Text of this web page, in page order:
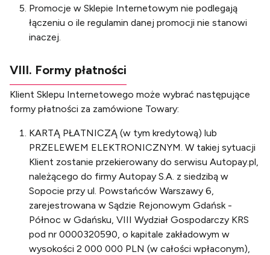
Promocje w Sklepie Internetowym nie podlegają
łączeniu o ile regulamin danej promocji nie stanowi
inaczej.
VIII. Formy płatności
Klient Sklepu Internetowego może wybrać następujące
formy płatności za zamówione Towary:
KARTĄ PŁATNICZĄ (w tym kredytową) lub
PRZELEWEM ELEKTRONICZNYM. W takiej sytuacji
Klient zostanie przekierowany do serwisu Autopay.pl,
należącego do firmy Autopay S.A. z siedzibą w
Sopocie przy ul. Powstańców Warszawy 6,
zarejestrowana w Sądzie Rejonowym Gdańsk -
Północ w Gdańsku, VIII Wydział Gospodarczy KRS
pod nr 0000320590, o kapitale zakładowym w
wysokości 2 000 000 PLN (w całości wpłaconym),